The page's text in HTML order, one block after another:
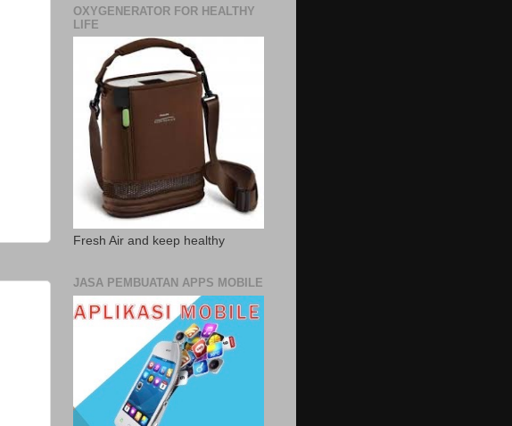
OXYGENERATOR FOR HEALTHY
LIFE
Fresh Air and keep healthy
JASA PEMBUATAN APPS MOBILE